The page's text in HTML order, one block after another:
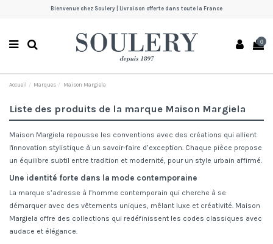
Bienvenue chez Soulery | Livraison offerte dans toute la France
0
Accueil Marques Maison Margiela
Liste des produits de la marque Maison Margiela
Maison Margiela repousse les conventions avec des créations qui allient
l'innovation stylistique à un savoir-faire d’exception. Chaque pièce propose
un équilibre subtil entre tradition et modernité, pour un style urbain affirmé.
Une identité forte dans la mode contemporaine
La marque s’adresse à l’homme contemporain qui cherche à se
démarquer avec des vêtements uniques, mêlant luxe et créativité. Maison
Margiela offre des collections qui redéfinissent les codes classiques avec
audace et élégance.